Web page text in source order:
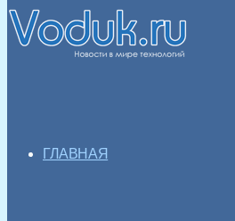
ГЛАВНАЯ